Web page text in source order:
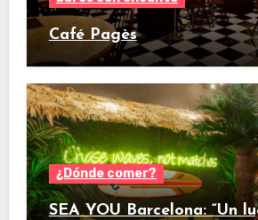
Café Pagès
¿Dónde comer?
SEA YOU Barcelona: “Un